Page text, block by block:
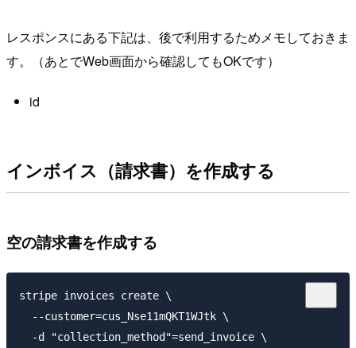
レスポンスにある下記は、後で利用するためメモしておきま
す。（あとでWeb画面から確認してもOKです）
id
インボイス（請求書）を作成する
空の請求書を作成する
stripe invoices create \
  --customer=cus_Nse11mQKT1WJtk \
  -d "collection_method"=send_invoice \